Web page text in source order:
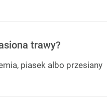
trawy?
piasek albo przesiany